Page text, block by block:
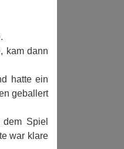
kam dann
hatte ein
geballert
Spiel
war klare